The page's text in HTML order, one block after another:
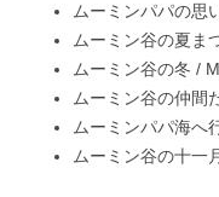
ムーミンパパの思
ムーミン谷の夏ま
ムーミン谷の冬 /
ムーミン谷の仲間
ムーミンパパ海へ
ムーミン谷の十一